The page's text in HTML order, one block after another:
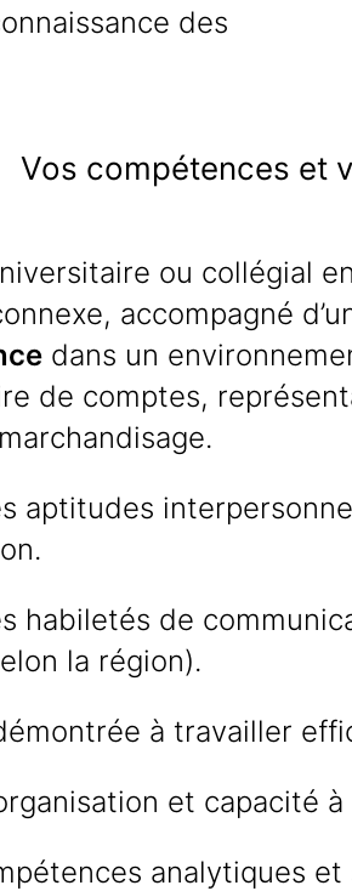
des
Vos compétences et
ou collégial
accompagné
dans un
de comptes,
aptitudes
habiletés de
la région).
à travailler
et capacité
analytiques